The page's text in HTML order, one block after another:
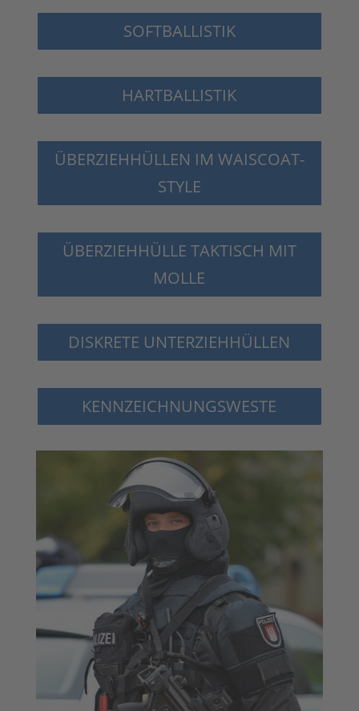
SOFTBALLISTIK
HARTBALLISTIK
ÜBERZIEHHÜLLEN IM WAISCOAT-
STYLE
ÜBERZIEHHÜLLE TAKTISCH MIT
MOLLE
DISKRETE UNTERZIEHHÜLLEN
KENNZEICHNUNGSWESTE